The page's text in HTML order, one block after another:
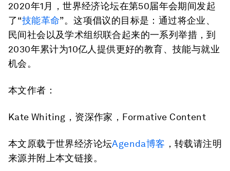
2020年1月，世界经济论坛在第50届年会期间发起
了“技能革命”。这项倡议的目标是：通过将企业、
民间社会以及学术组织联合起来的一系列举措，到
2030年累计为10亿人提供更好的教育、技能与就业
机会。
本文作者：
Kate Whiting，资深作家，Formative Content
本文原载于世界经济论坛Agenda博客 ，转载请注明
来源并附上本文链接。